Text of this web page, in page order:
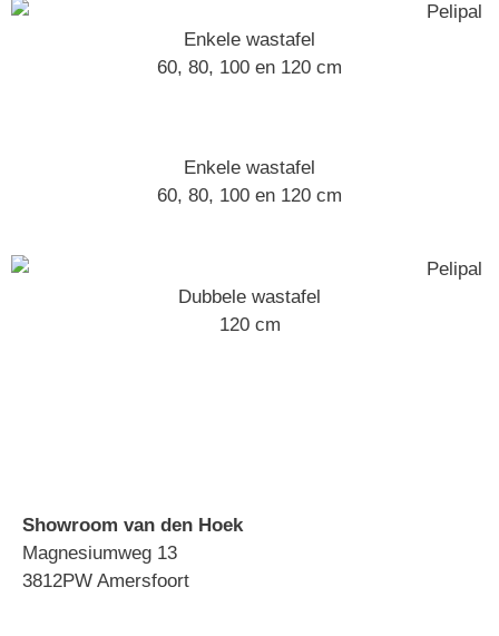
Enkele wastafel
60, 80, 100 en 120 cm
Enkele wastafel
60, 80, 100 en 120 cm
Dubbele wastafel
120 cm
Showroom van den Hoek
Magnesiumweg 13
3812PW Amersfoort